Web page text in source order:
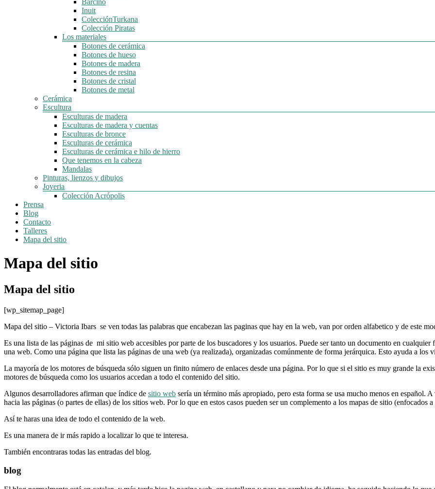
Inuit
ColecciónTurkana
Colección Piratas
Los materiales
Botones de cerámica
Botones de hueso
Botones de madera
Botones de resina
Botones de cristal
Botones de metal
Cerámica
Escultura
Esculturas de madera
Esculturas de madera y cuentas
Esculturas de bronce
Esculturas de cerámica
Esculturas de cerámica e hilo de hierro
Que tenemos en la cabeza
Mandalas
Pinturas, lienzos y dibujos
Joyeria
Colección Acrópolis
Prensa
Blog
Contacto
Talleres
Mapa del sitio
Mapa del sitio
Mapa del sitio
[wp_sitemap_page]
Mapa del sitio – Victoria Ibars se ven todas las palabras que encabezan las paginas que hay en la web, van por orden alfabetico y de este
Es una lista de las páginas de mi sitio web accesibles por parte de los buscadores y los usuarios. Puede ser tanto un documento en
una web. Como una página que lista las páginas de una web (ya realizada), organizadas comúnmente de forma jerárquica. Esto ayuda a los
La mayoría de los motores de búsqueda sólo siguen un finito número de enlaces desde una página. Por lo que si el sitio es muy grande la
motores de búsqueda como los usuarios accedan a todo el contenido del sitio.
Algunos desarrolladores afirman que índice de sitio web sería un término más apropiado, pero esta forma se usa mucho menos en español.
hacia las páginas (o partes de ellas) de los sitios web. Por lo que en estos casos pueden ser un complemento a los mapas de sitio (enfocados
Así te haras una idea de todo el contenido de la web.
Es una manera de ir más rapido a localizar lo que te interesa.
También encontraras todas las entradas del blog.
blog